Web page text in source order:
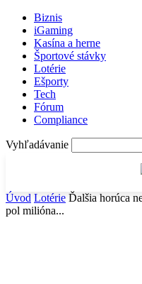
Biznis
iGaming
Kasína a herne
Športové stávky
Lotérie
Ešporty
Tech
Fórum
Compliance
Vyhľadávanie
Úvod Lotérie Ďalšia horúca
pol milióna...